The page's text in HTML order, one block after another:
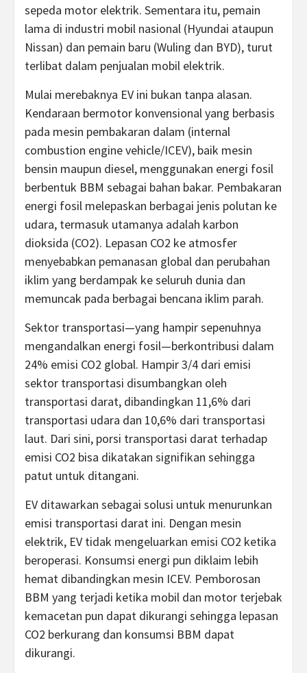
sepeda motor elektrik. Sementara itu, pemain
lama di industri mobil nasional (Hyundai ataupun
Nissan) dan pemain baru (Wuling dan BYD), turut
terlibat dalam penjualan mobil elektrik.
Mulai merebaknya EV ini bukan tanpa alasan.
Kendaraan bermotor konvensional yang berbasis
pada mesin pembakaran dalam (internal
combustion engine vehicle/ICEV), baik mesin
bensin maupun diesel, menggunakan energi fosil
berbentuk BBM sebagai bahan bakar. Pembakaran
energi fosil melepaskan berbagai jenis polutan ke
udara, termasuk utamanya adalah karbon
dioksida (CO2). Lepasan CO2 ke atmosfer
menyebabkan pemanasan global dan perubahan
iklim yang berdampak ke seluruh dunia dan
memuncak pada berbagai bencana iklim parah.
Sektor transportasi—yang hampir sepenuhnya
mengandalkan energi fosil—berkontribusi dalam
24% emisi CO2 global. Hampir 3/4 dari emisi
sektor transportasi disumbangkan oleh
transportasi darat, dibandingkan 11,6% dari
transportasi udara dan 10,6% dari transportasi
laut. Dari sini, porsi transportasi darat terhadap
emisi CO2 bisa dikatakan signifikan sehingga
patut untuk ditangani.
EV ditawarkan sebagai solusi untuk menurunkan
emisi transportasi darat ini. Dengan mesin
elektrik, EV tidak mengeluarkan emisi CO2 ketika
beroperasi. Konsumsi energi pun diklaim lebih
hemat dibandingkan mesin ICEV. Pemborosan
BBM yang terjadi ketika mobil dan motor terjebak
kemacetan pun dapat dikurangi sehingga lepasan
CO2 berkurang dan konsumsi BBM dapat
dikurangi.